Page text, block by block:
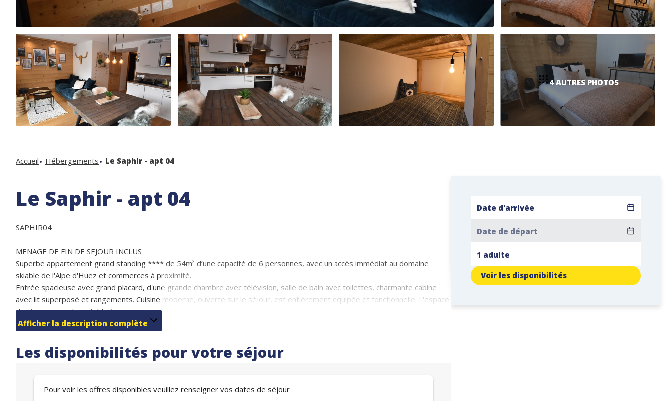
4 AUTRES PHOTOS
Accueil Hébergements Le Saphir - apt 04
Le Saphir - apt 04
SAPHIR04
MENAGE DE FIN DE SEJOUR INCLUS
Superbe appartement grand standing **** de 54m² d’une capacité de 6 personnes, avec un accès immédiat au domaine
skiable de l'Alpe d'Huez et commerces à proximité.
Entrée spacieuse avec grand placard, d'une grande chambre avec télévision, salle de bain avec toilettes, charmante cabine
avec lit superposé et rangements. Cuisine moderne, ouverte sur le séjour, est entièrement équipée et fonctionnelle. L'espace
de vie comprend une table à manger et un canapé-lit.
Terrasse avec vue imprenable : Profitez d'une terrasse offrant une vue spectaculaire sur les montagnes, la cascade de la
Couchages (6 personnes) :
Chambre : lit double 160 cm (2 personnes)
Services premium inclus :
Afficher la description complète
Les disponibilités pour votre séjour
Pour voir les offres disponibles veuillez renseigner vos dates de séjour
Voir les disponibilités